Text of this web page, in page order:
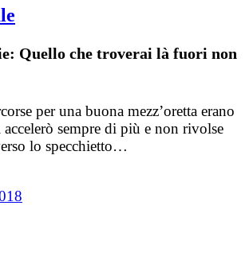
Quello che troverai là fuori non
per una buona mezz’oretta erano
accelerò sempre di più e non rivolse
lo specchietto…